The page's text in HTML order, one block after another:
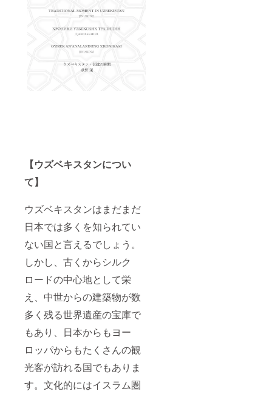
【ウズベキスタンについ
て】
ウズベキスタンはまだまだ
日本では多くを知られてい
ない国と言えるでしょう。
しかし、古くからシルク
ロードの中心地として栄
え、中世からの建築物が数
多く残る世界遺産の宝庫で
もあり、日本からもヨー
ロッパからもたくさんの観
光客が訪れる国でもありま
す。文化的にはイスラム圏